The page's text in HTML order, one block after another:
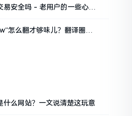
安全吗 - 老用户的一些心里
怎么翻才够味儿？翻译圈老
么网站？一文说清楚这玩意